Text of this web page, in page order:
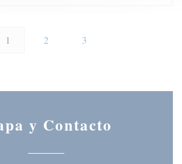
1 2 3
y Contacto